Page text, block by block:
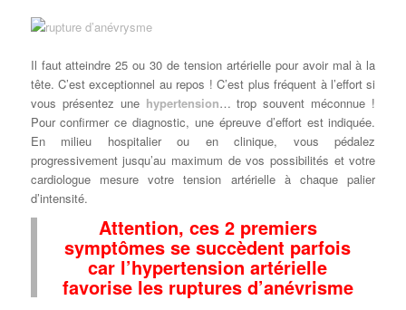
Il faut atteindre 25 ou 30 de tension artérielle pour avoir mal à la
tête. C’est exceptionnel au repos ! C’est plus fréquent à l’effort si
vous présentez une hypertension… trop souvent méconnue !
Pour confirmer ce diagnostic, une épreuve d’effort est indiquée.
En milieu hospitalier ou en clinique, vous pédalez
progressivement jusqu’au maximum de vos possibilités et votre
cardiologue mesure votre tension artérielle à chaque palier
d’intensité.
Attention, ces 2 premiers
symptômes se succèdent parfois
car l’hypertension artérielle
favorise les ruptures d’anévrisme